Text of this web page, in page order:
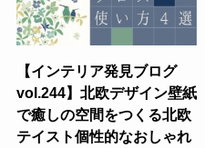
【インテリア発見ブログ
vol.244】北欧デザイン壁紙
で癒しの空間をつくる北欧
テイスト個性的なおしゃれ